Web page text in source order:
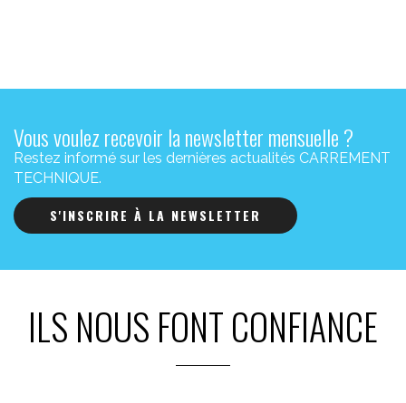
Vous voulez recevoir la newsletter mensuelle ?
Restez informé sur les dernières actualités CARREMENT
TECHNIQUE.
S'INSCRIRE À LA NEWSLETTER
ILS NOUS FONT CONFIANCE